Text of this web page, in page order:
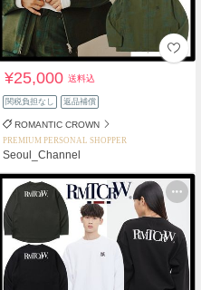
¥25,000送料込
関税負担なし 返品補償
ROMANTIC CROWN
PREMIUM PERSONAL SHOPPER
Seoul_Channel